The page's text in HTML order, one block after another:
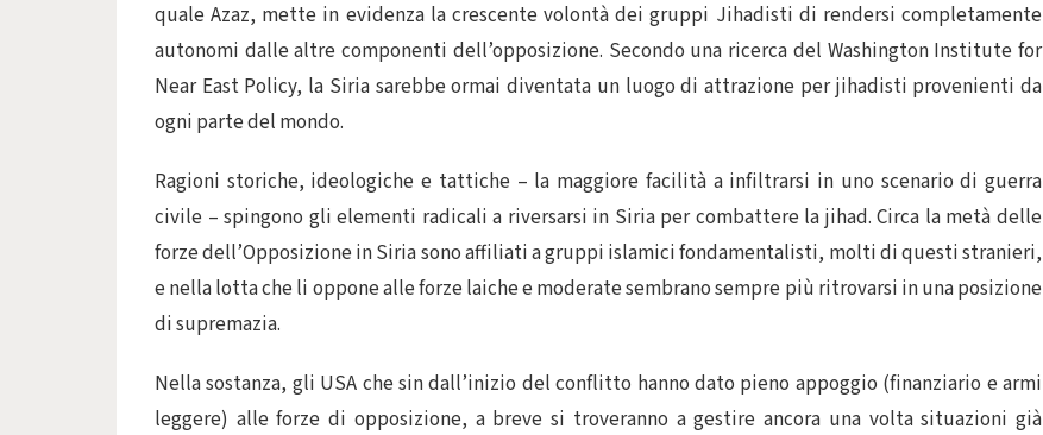
quale Azaz, mette in evidenza la crescente volontà dei gruppi Jihadisti di rendersi completamente
autonomi dalle altre componenti dell’opposizione. Secondo una ricerca del Washington Institute for
Near East Policy, la Siria sarebbe ormai diventata un luogo di attrazione per jihadisti provenienti da
ogni parte del mondo.
Ragioni storiche, ideologiche e tattiche – la maggiore facilità a infiltrarsi in uno scenario di guerra
civile – spingono gli elementi radicali a riversarsi in Siria per combattere la jihad. Circa la metà delle
forze dell’Opposizione in Siria sono affiliati a gruppi islamici fondamentalisti, molti di questi stranieri,
e nella lotta che li oppone alle forze laiche e moderate sembrano sempre più ritrovarsi in una posizione
di supremazia.
Nella sostanza, gli USA che sin dall’inizio del conflitto hanno dato pieno appoggio (finanziario e armi
leggere) alle forze di opposizione, a breve si troveranno a gestire ancora una volta situazioni già